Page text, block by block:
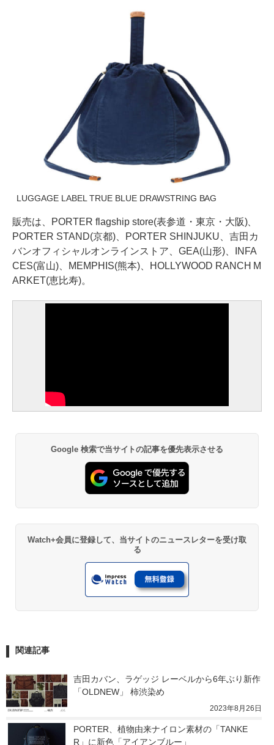
LUGGAGE LABEL TRUE BLUE DRAWSTRING BAG
販売は、PORTER flagship store(表参道・東京・大阪)、
PORTER STAND(京都)、PORTER SHINJUKU、吉田カ
バンオフィシャルオンラインストア、GEA(山形)、INFA
CES(富山)、MEMPHIS(熊本)、HOLLYWOOD RANCH M
ARKET(恵比寿)。
Google 検索で当サイトの記事を優先表示させる
Watch+会員に登録して、当サイトのニュースレターを受け取
る
関連記事
吉田カバン、ラゲッジ レーベルから6年ぶり新作
「OLDNEW」 柿渋染め
2023年8月26日
PORTER、植物由来ナイロン素材の「TANKE
R」に新色「アイアンブルー」